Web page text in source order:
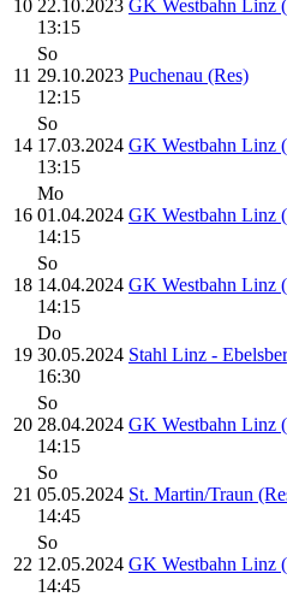
10 22.10.2023
13:15
GK Westbahn Linz
11
So
29.10.2023
12:15
Puchenau (Res)
14
So
17.03.2024
13:15
GK Westbahn Linz
16
Mo
01.04.2024
14:15
GK Westbahn Linz
18
So
14.04.2024
14:15
GK Westbahn Linz
19
Do
30.05.2024
16:30
Stahl Linz -
20
So
28.04.2024
14:15
GK Westbahn Linz
21
So
05.05.2024
14:45
St. Martin/Traun
22
So
12.05.2024
14:45
GK Westbahn Linz